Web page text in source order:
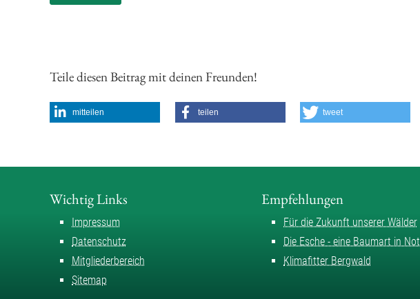
Teile diesen Beitrag mit deinen Freunden!
mitteilen teilen tweet
Wichtig Links
Impressum
Datenschutz
Mitgliederbereich
Sitemap
Empfehlungen
Für die Zukunft unserer Wälder
Die Esche - eine Baumart in Not
Klimafitter Bergwald